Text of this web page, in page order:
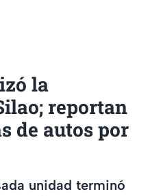
la
reportan
de autos por
unidad terminó